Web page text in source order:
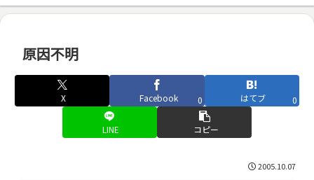
原因不明
X Facebook 0 はてブ 0
LINE コピー
2005.10.07